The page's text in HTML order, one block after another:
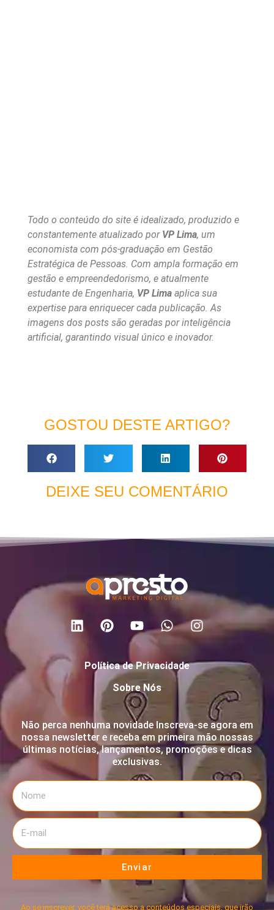
Todo o conteúdo do site é idealizado, produzido e
constantemente atualizado por VP Lima, um
economista com pós-graduação em Gestão
Estratégica de Pessoas. Com ampla formação em
gestão e empreendedorismo, e atualmente
estudante de Engenharia, VP Lima aplica sua
expertise para enriquecer cada publicação. As
imagens dos posts são geradas por inteligência
artificial, garantindo visual único e inovador.
GOSTOU DESTE ARTIGO?
DEIXE SEU COMENTÁRIO
Política de Privacidade
Sobre Nós
Não perca nenhuma novidade Inscreva-se agora em
nossa newsletter e receba em primeira mão nossas
últimas notícias, lançamentos, promoções e dicas
exclusivas.
Enviar
Ao se inscrever, você terá acesso a conteúdos especiais, que irão